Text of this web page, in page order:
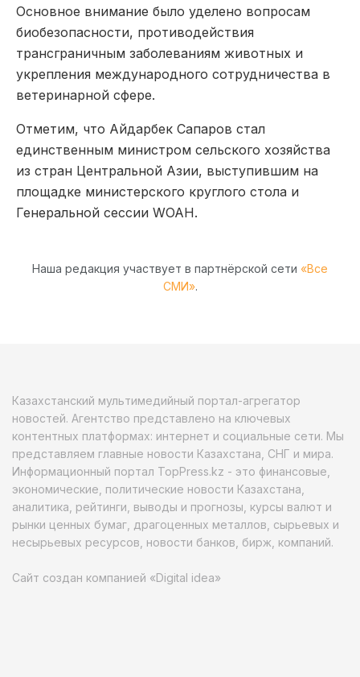
Основное внимание было уделено вопросам
биобезопасности, противодействия
трансграничным заболеваниям животных и
укрепления международного сотрудничества в
ветеринарной сфере.
Отметим, что Айдарбек Сапаров стал
единственным министром сельского хозяйства
из стран Центральной Азии, выступившим на
площадке министерского круглого стола и
Генеральной сессии WOAH.
Наша редакция участвует в партнёрской сети «Все
СМИ».
Казахстанский мультимедийный портал-агрегатор
новостей. Агентство представлено на ключевых
контентных платформах: интернет и социальные сети. Мы
представляем главные новости Казахстана, СНГ и мира.
Информационный портал TopPress.kz - это финансовые,
экономические, политические новости Казахстана,
аналитика, рейтинги, выводы и прогнозы, курсы валют и
рынки ценных бумаг, драгоценных металлов, сырьевых и
несырьевых ресурсов, новости банков, бирж, компаний.
Сайт создан компанией «Digital idea»